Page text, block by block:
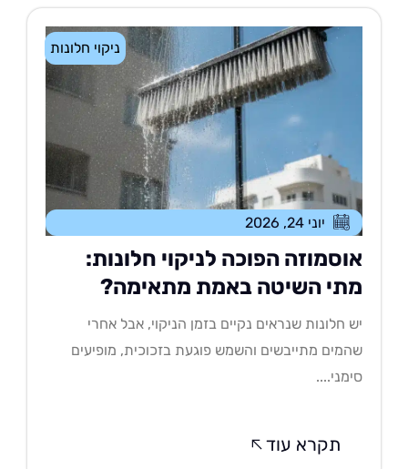
ניקוי חלונות
יוני 24, 2026
הפוכה לניקוי חלונות:
השיטה באמת מתאימה?
חלונות שנראים נקיים בזמן הניקוי, אבל אחרי
מתייבשים והשמש פוגעת בזכוכית, מופיעים
תקרא עוד